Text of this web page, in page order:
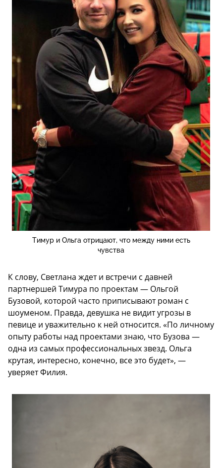
Тимур и Ольга отрицают, что между ними есть
чувства
К слову, Светлана ждет и встречи с давней
партнершей Тимура по проектам — Ольгой
Бузовой, которой часто приписывают роман с
шоуменом. Правда, девушка не видит угрозы в
певице и уважительно к ней относится. «По личному
опыту работы над проектами знаю, что Бузова —
одна из самых профессиональных звезд. Ольга
крутая, интересно, конечно, все это будет», —
уверяет Филия.